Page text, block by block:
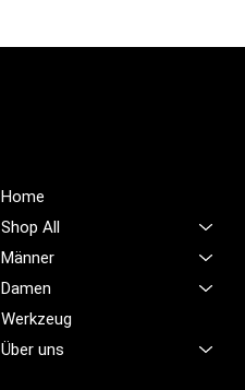
Home
Shop All
Männer
Damen
Werkzeug
Über uns